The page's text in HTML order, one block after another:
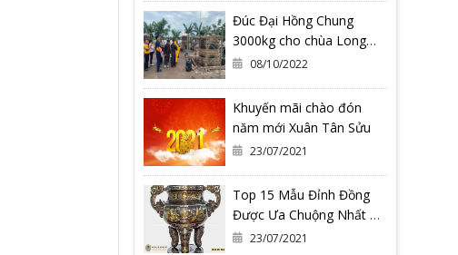
Đúc Đại Hồng Chung
3000kg cho chùa Long
Hoa Thiền Tự - Tỉnh Bình
08/10/2022
Khuyến mãi chào đón
năm mới Xuân Tân Sửu
23/07/2021
Top 15 Mẫu Đỉnh Đồng
Được Ưa Chuộng Nhất Có
Thể Bạn Đang Cần
23/07/2021